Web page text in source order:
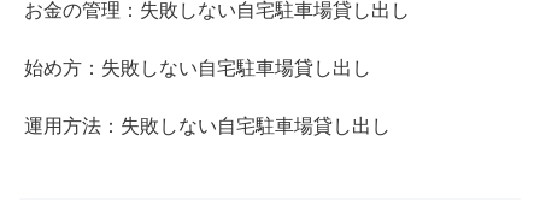
お金の管理：失敗しない自宅駐車場貸し出し
始め方：失敗しない自宅駐車場貸し出し
運用方法：失敗しない自宅駐車場貸し出し